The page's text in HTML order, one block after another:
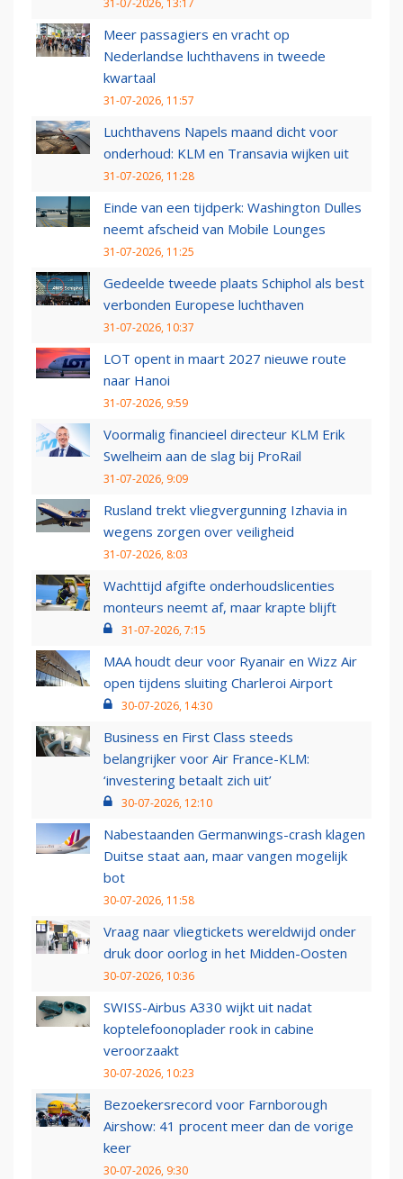
Meer passagiers en vracht op
Nederlandse luchthavens in tweede
kwartaal
31-07-2026, 11:57
Luchthavens Napels maand dicht voor
onderhoud: KLM en Transavia wijken uit
31-07-2026, 11:28
Einde van een tijdperk: Washington Dulles
neemt afscheid van Mobile Lounges
31-07-2026, 11:25
Gedeelde tweede plaats Schiphol als best
verbonden Europese luchthaven
31-07-2026, 10:37
LOT opent in maart 2027 nieuwe route
naar Hanoi
31-07-2026, 9:59
Voormalig financieel directeur KLM Erik
Swelheim aan de slag bij ProRail
31-07-2026, 9:09
Rusland trekt vliegvergunning Izhavia in
wegens zorgen over veiligheid
31-07-2026, 8:03
Wachttijd afgifte onderhoudslicenties
monteurs neemt af, maar krapte blijft
31-07-2026, 7:15
MAA houdt deur voor Ryanair en Wizz Air
open tijdens sluiting Charleroi Airport
30-07-2026, 14:30
Business en First Class steeds
belangrijker voor Air France-KLM:
‘investering betaalt zich uit’
30-07-2026, 12:10
Nabestaanden Germanwings-crash klagen
Duitse staat aan, maar vangen mogelijk
bot
30-07-2026, 11:58
Vraag naar vliegtickets wereldwijd onder
druk door oorlog in het Midden-Oosten
30-07-2026, 10:36
SWISS-Airbus A330 wijkt uit nadat
koptelefoonoplader rook in cabine
veroorzaakt
30-07-2026, 10:23
Bezoekersrecord voor Farnborough
Airshow: 41 procent meer dan de vorige
keer
30-07-2026, 9:30